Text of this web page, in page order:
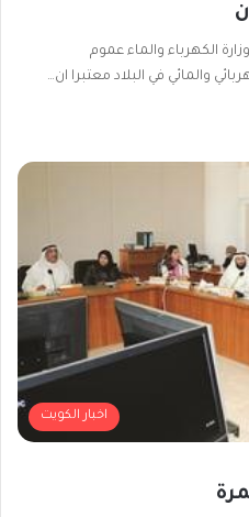
الكهرباء والماء عموم
والمائي في البلاد معتبرا ان…
اخبار الكويت